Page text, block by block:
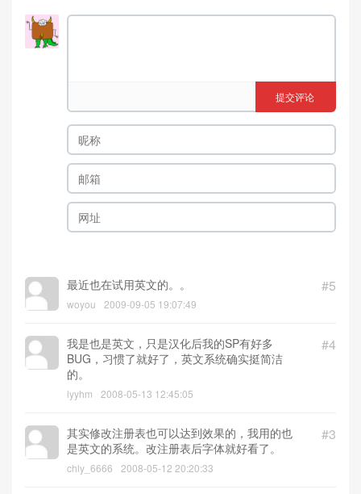
提交评论
#5
最近也在试用英文的。。
woyou 2009-09-05 19:07:49
#4
我是也是英文，只是汉化后我的SP有好多
BUG，习惯了就好了，英文系统确实挺简洁
的。
lyyhm 2008-05-13 12:45:05
#3
其实修改注册表也可以达到效果的，我用的也
是英文的系统。改注册表后字体就好看了。
chly_6666 2008-05-12 20:20:33